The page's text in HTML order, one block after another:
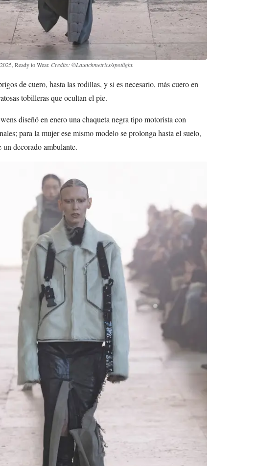
Ready to Wear. Credits: ©Launchmetrics/spotlight.
de cuero, hasta las rodillas, y si es necesario, más cuero en
tobilleras que ocultan el pie.
diseñó en enero una chaqueta negra tipo motorista con
para la mujer ese mismo modelo se prolonga hasta el suelo,
decorado ambulante.